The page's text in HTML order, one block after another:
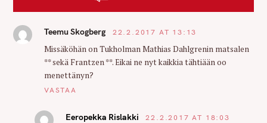
i
Teemu Skogberg 22.2.2017 AT 13:13
Missäköhän on Tukholman Mathias Dahlgrenin matsalen
** sekä Frantzen **. Eikai ne nyt kaikkia tähtiään oo
menettänyn?
VASTAA
Eeropekka Rislakki 22.2.2017 AT 18:03